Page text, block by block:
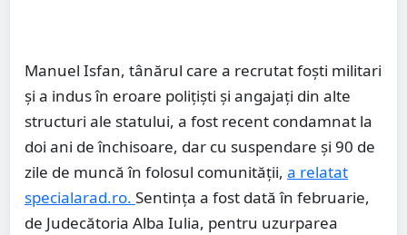
Manuel Isfan, tânărul care a recrutat foști militari
și a indus în eroare polițiști și angajați din alte
structuri ale statului, a fost recent condamnat la
doi ani de închisoare, dar cu suspendare și 90 de
zile de muncă în folosul comunității, a relatat
specialarad.ro. Sentința a fost dată în februarie,
de Judecătoria Alba Iulia, pentru uzurparea